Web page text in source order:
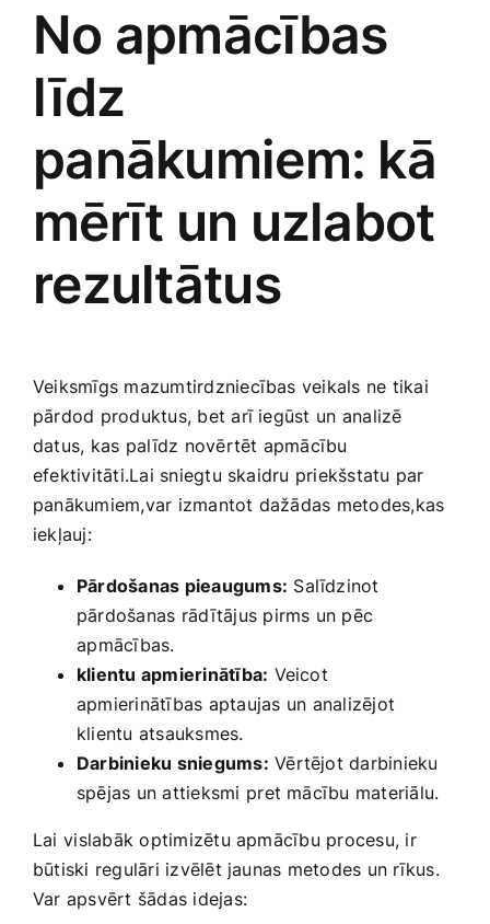
No‍ apmācības
līdz
panākumiem: kā
mērīt un uzlabot
rezultātus
Veiksmīgs mazumtirdzniecības veikals ne​ tikai⁢
pārdod ‍produktus,‌ bet ‍arī iegūst ‌un⁤ analizē
datus,⁣ kas palīdz novērtēt apmācību‍
efektivitāti.Lai sniegtu skaidru priekšstatu par
panākumiem,var izmantot dažādas metodes,kas​
iekļauj:
Pārdošanas pieaugums: Salīdzinot
pārdošanas ⁤rādītājus ​pirms un pēc
⁢apmācības.
klientu ‌apmierinātība: Veicot
apmierinātības aptaujas ⁣un ‍analizējot
klientu ‍atsauksmes.
Darbinieku sniegums: Vērtējot darbinieku
spējas un attieksmi ⁢pret mācību ​materiālu.
Lai ⁤vislabāk optimizētu apmācību procesu,‌ ir
būtiski​ regulāri izvēlēt jaunas metodes‌ un rīkus.⁢
Var apsvērt šādas idejas: